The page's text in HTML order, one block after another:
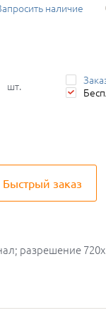
наличие
шт.
Быстрый заказ
разрешение